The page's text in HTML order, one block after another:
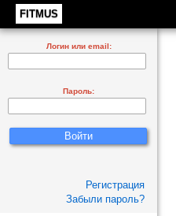
FITMUS
Логин или email:
Пароль:
Регистрация
Забыли пароль?